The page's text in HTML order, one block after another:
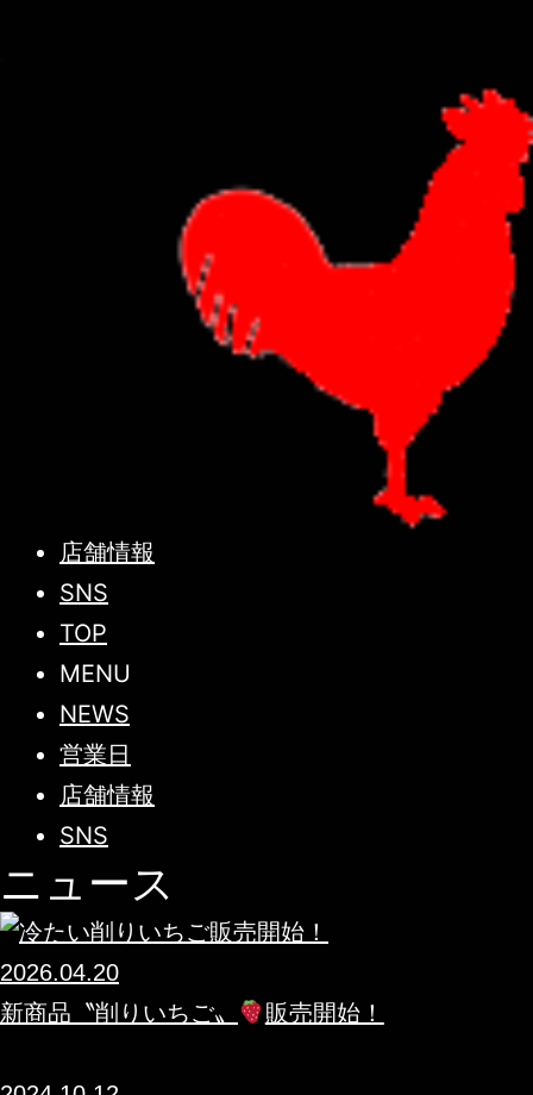
店舗情報
SNS
TOP
MENU
NEWS
営業日
店舗情報
SNS
ニュース
2026.04.20
新商品〝削りいちご〟
販売開始！